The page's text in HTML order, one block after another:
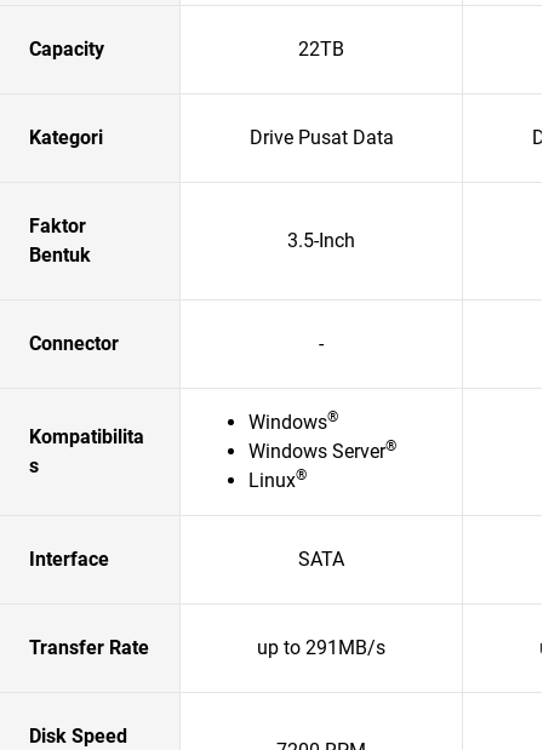
Capacity 22TB
Kategori Drive Pusat Data
Faktor
Bentuk
3.5-Inch
Connector -
Kompatibilita
s
Windows®
Windows Server®
Linux®
Interface SATA
Transfer Rate up to 291MB/s
Disk Speed